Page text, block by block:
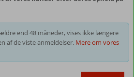
end 48 måneder, vises ikke længere
af de viste anmeldelser. Mere om vores